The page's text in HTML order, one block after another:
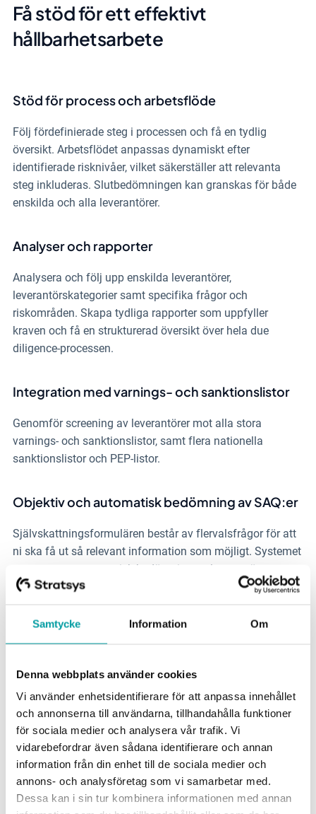
Samtycke Information Om
Denna webbplats använder cookies
Vi använder enhetsidentifierare för att anpassa innehållet
och annonserna till användarna, tillhandahålla funktioner
för sociala medier och analysera vår trafik. Vi
vidarebefordrar även sådana identifierare och annan
information från din enhet till de sociala medier och
annons- och analysföretag som vi samarbetar med.
Dessa kan i sin tur kombinera informationen med annan
Få stöd för ett effektivt
hållbarhetsarbete
Stöd för process och arbetsflöde
Följ fördefinierade steg i processen och få en tydlig
översikt. Arbetsflödet anpassas dynamiskt efter
identifierade risknivåer, vilket säkerställer att relevanta
steg inkluderas. Slutbedömningen kan granskas för både
enskilda och alla leverantörer.
Analyser och rapporter
Analysera och följ upp enskilda leverantörer,
leverantörskategorier samt specifika frågor och
riskområden. Skapa tydliga rapporter som uppfyller
kraven och få en strukturerad översikt över hela due
diligence-processen.
Integration med varnings- och sanktionslistor
Genomför screening av leverantörer mot alla stora
varnings- och sanktionslistor, samt flera nationella
sanktionslistor och PEP-listor.
Objektiv och automatisk bedömning av SAQ:er
Självskattningsformulären består av flervalsfrågor för att
ni ska få ut så relevant information som möjligt. Systemet
genererar en automatisk bedömning av leverantörens
risknivå.
Vanliga frågor och svar
Vad är CSDDD?